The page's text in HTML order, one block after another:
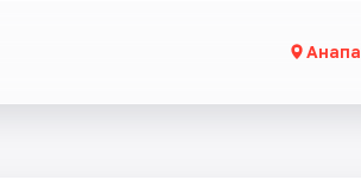
Анапа